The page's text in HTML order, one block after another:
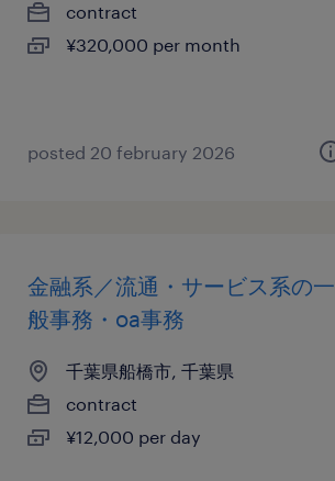
contract
¥320,000 per month
posted 20 february 2026
金融系／流通・サービス系の一
般事務・oa事務
千葉県船橋市, 千葉県
contract
¥12,000 per day